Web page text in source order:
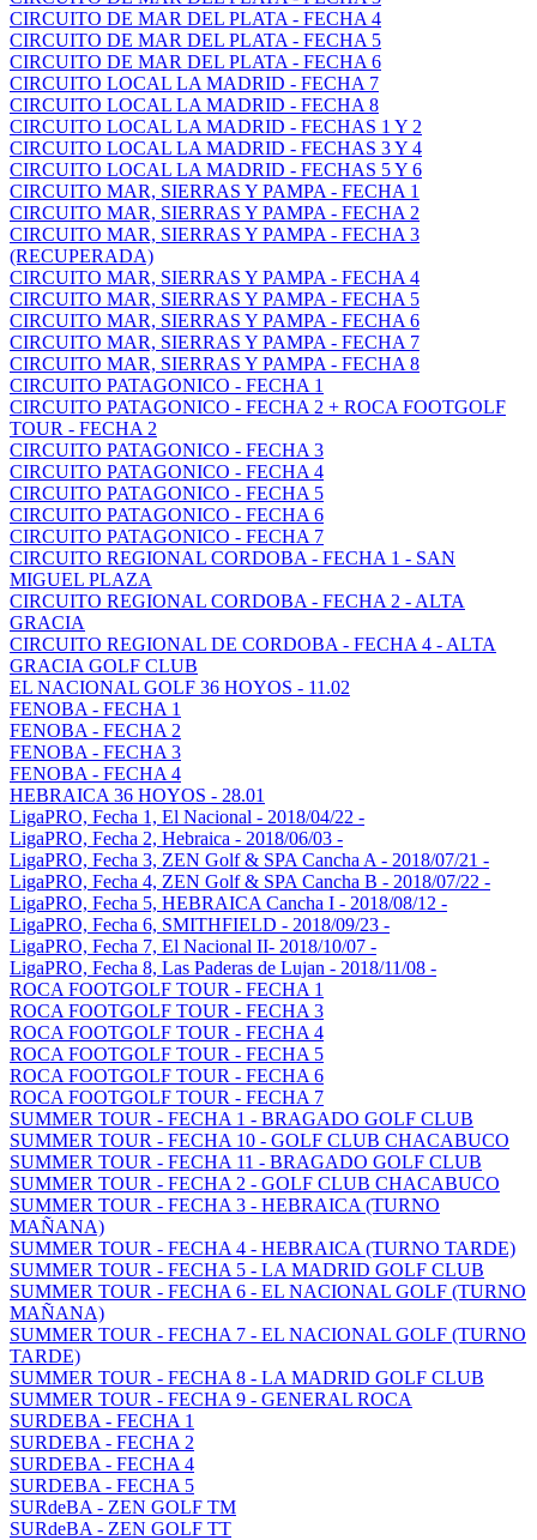
CIRCUITO DE MAR DEL PLATA - FECHA 4
CIRCUITO DE MAR DEL PLATA - FECHA 5
CIRCUITO DE MAR DEL PLATA - FECHA 6
CIRCUITO LOCAL LA MADRID - FECHA 7
CIRCUITO LOCAL LA MADRID - FECHA 8
CIRCUITO LOCAL LA MADRID - FECHAS 1 Y 2
CIRCUITO LOCAL LA MADRID - FECHAS 3 Y 4
CIRCUITO LOCAL LA MADRID - FECHAS 5 Y 6
CIRCUITO MAR, SIERRAS Y PAMPA - FECHA 1
CIRCUITO MAR, SIERRAS Y PAMPA - FECHA 2
CIRCUITO MAR, SIERRAS Y PAMPA - FECHA 3
(RECUPERADA)
CIRCUITO MAR, SIERRAS Y PAMPA - FECHA 4
CIRCUITO MAR, SIERRAS Y PAMPA - FECHA 5
CIRCUITO MAR, SIERRAS Y PAMPA - FECHA 6
CIRCUITO MAR, SIERRAS Y PAMPA - FECHA 7
CIRCUITO MAR, SIERRAS Y PAMPA - FECHA 8
CIRCUITO PATAGONICO - FECHA 1
CIRCUITO PATAGONICO - FECHA 2 + ROCA FOOTGOLF
TOUR - FECHA 2
CIRCUITO PATAGONICO - FECHA 3
CIRCUITO PATAGONICO - FECHA 4
CIRCUITO PATAGONICO - FECHA 5
CIRCUITO PATAGONICO - FECHA 6
CIRCUITO PATAGONICO - FECHA 7
CIRCUITO REGIONAL CORDOBA - FECHA 1 - SAN
MIGUEL PLAZA
CIRCUITO REGIONAL CORDOBA - FECHA 2 - ALTA
GRACIA
CIRCUITO REGIONAL DE CORDOBA - FECHA 4 - ALTA
GRACIA GOLF CLUB
EL NACIONAL GOLF 36 HOYOS - 11.02
FENOBA - FECHA 1
FENOBA - FECHA 2
FENOBA - FECHA 3
FENOBA - FECHA 4
HEBRAICA 36 HOYOS - 28.01
LigaPRO, Fecha 1, El Nacional - 2018/04/22 -
LigaPRO, Fecha 2, Hebraica - 2018/06/03 -
LigaPRO, Fecha 3, ZEN Golf & SPA Cancha A - 2018/07/21 -
LigaPRO, Fecha 4, ZEN Golf & SPA Cancha B - 2018/07/22 -
LigaPRO, Fecha 5, HEBRAICA Cancha I - 2018/08/12 -
LigaPRO, Fecha 6, SMITHFIELD - 2018/09/23 -
LigaPRO, Fecha 7, El Nacional II- 2018/10/07 -
LigaPRO, Fecha 8, Las Paderas de Lujan - 2018/11/08 -
ROCA FOOTGOLF TOUR - FECHA 1
ROCA FOOTGOLF TOUR - FECHA 3
ROCA FOOTGOLF TOUR - FECHA 4
ROCA FOOTGOLF TOUR - FECHA 5
ROCA FOOTGOLF TOUR - FECHA 6
ROCA FOOTGOLF TOUR - FECHA 7
SUMMER TOUR - FECHA 1 - BRAGADO GOLF CLUB
SUMMER TOUR - FECHA 10 - GOLF CLUB CHACABUCO
SUMMER TOUR - FECHA 11 - BRAGADO GOLF CLUB
SUMMER TOUR - FECHA 2 - GOLF CLUB CHACABUCO
SUMMER TOUR - FECHA 3 - HEBRAICA (TURNO
MAÑANA)
SUMMER TOUR - FECHA 4 - HEBRAICA (TURNO TARDE)
SUMMER TOUR - FECHA 5 - LA MADRID GOLF CLUB
SUMMER TOUR - FECHA 6 - EL NACIONAL GOLF (TURNO
MAÑANA)
SUMMER TOUR - FECHA 7 - EL NACIONAL GOLF (TURNO
TARDE)
SUMMER TOUR - FECHA 8 - LA MADRID GOLF CLUB
SUMMER TOUR - FECHA 9 - GENERAL ROCA
SURDEBA - FECHA 1
SURDEBA - FECHA 2
SURDEBA - FECHA 4
SURDEBA - FECHA 5
SURdeBA - ZEN GOLF TM
SURdeBA - ZEN GOLF TT